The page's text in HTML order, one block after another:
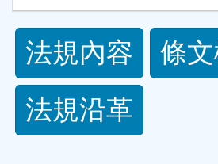
法
規
功
法規內容 條
法規沿革